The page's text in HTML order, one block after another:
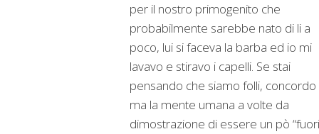
per il nostro primogenito che
probabilmente sarebbe nato di li a
poco, lui si faceva la barba ed io mi
lavavo e stiravo i capelli. Se stai
pensando che siamo folli, concordo
ma la mente umana a volte da
dimostrazione di essere un pò